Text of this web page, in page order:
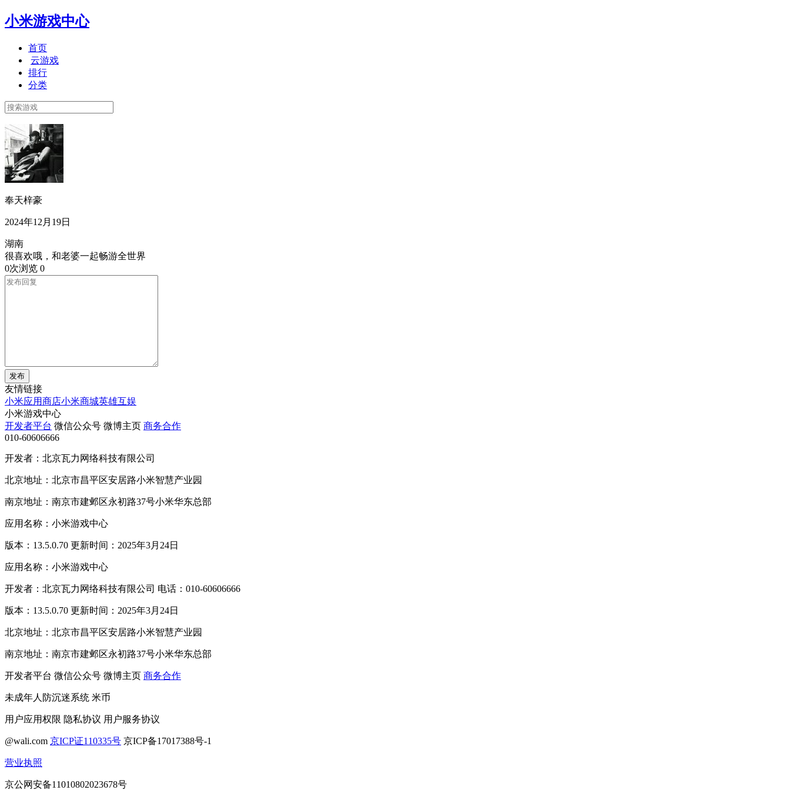
小米游戏中心
首页
云游戏
排行
分类
奉天梓豪
2024年12月19日
湖南
很喜欢哦，和老婆一起畅游全世界
0次浏览 0
发布
友情链接
小米应用商店小米商城英雄互娱
小米游戏中心
开发者平台 微信公众号 微博主页 商务合作
010-60606666
开发者：北京瓦力网络科技有限公司
北京地址：北京市昌平区安居路小米智慧产业园
南京地址：南京市建邺区永初路37号小米华东总部
应用名称：小米游戏中心
版本：13.5.0.70 更新时间：2025年3月24日
应用名称：小米游戏中心
开发者：北京瓦力网络科技有限公司 电话：010-60606666
版本：13.5.0.70 更新时间：2025年3月24日
北京地址：北京市昌平区安居路小米智慧产业园
南京地址：南京市建邺区永初路37号小米华东总部
开发者平台 微信公众号 微博主页 商务合作
未成年人防沉迷系统 米币
用户应用权限 隐私协议 用户服务协议
@wali.com 京ICP证110335号 京ICP备17017388号-1
营业执照
京公网安备11010802023678号